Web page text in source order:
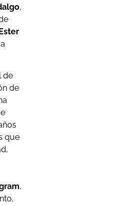
,
de
de
que
,